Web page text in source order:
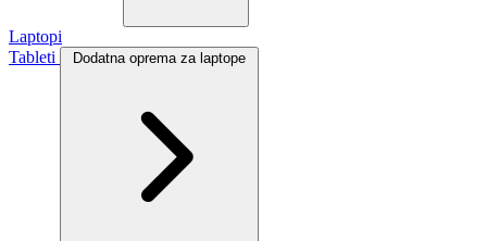
Laptopi
Tableti
Dodatna oprema za laptope